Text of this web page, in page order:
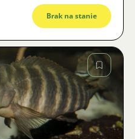
Brak na stanie
Zdjęcie